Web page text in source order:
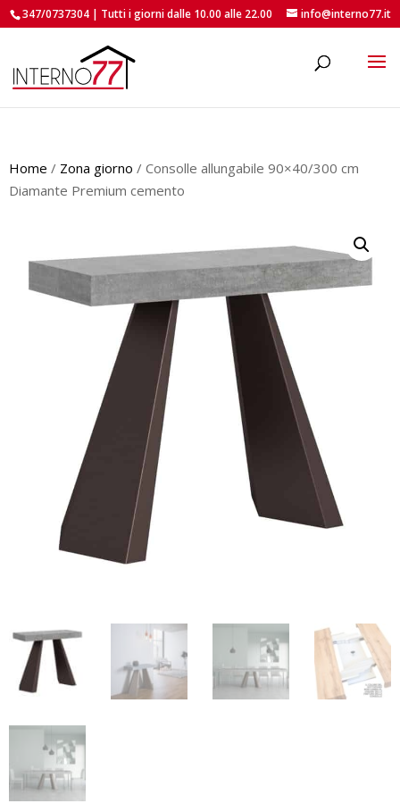
347/0737304 | Tutti i giorni dalle 10.00 alle 22.00 info@interno77.it
Home / Zona giorno / Consolle allungabile 90×40/300 cm
Diamante Premium cemento